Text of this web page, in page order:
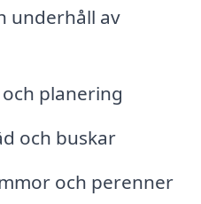
underhåll av
planering
och buskar
och perenner